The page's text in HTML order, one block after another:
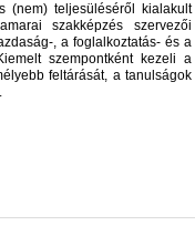
(nem) teljesüléséről kialakult
szakképzés szervezői
, a foglalkoztatás- és a
szempontként kezeli a
feltárását, a tanulságok